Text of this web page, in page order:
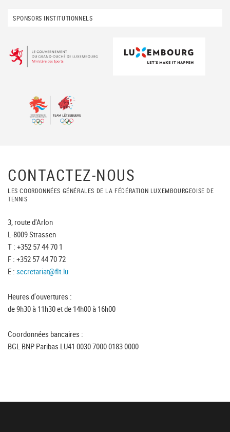
SPONSORS INSTITUTIONNELS
CONTACTEZ-NOUS
LES COORDONNÉES GÉNÉRALES DE LA FÉDÉRATION LUXEMBOURGEOISE DE
TENNIS
3, route d'Arlon
L-8009 Strassen
T : +352 57 44 70 1
F : +352 57 44 70 72
E : secretariat@flt.lu
Heures d'ouvertures :
de 9h30 à 11h30 et de 14h00 à 16h00
Coordonnées bancaires :
BGL BNP Paribas LU41 0030 7000 0183 0000